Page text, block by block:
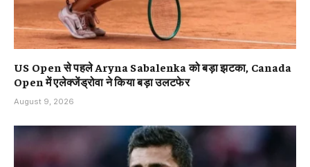
US Open से पहले Aryna Sabalenka को बड़ा झटका, Canada
Open में एलेक्जेंड्रोवा ने किया बड़ा उलटफेर
August 9, 2026